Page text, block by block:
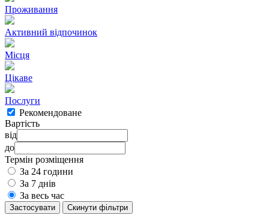
Проживання
Активний відпочинок
Місця
Цікаве
Послуги
Рекомендоване
Вартість
від
до
Термін розміщення
За 24 години
За 7 днів
За весь час
Застосувати Cкинути фільтри